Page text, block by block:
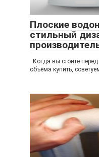
Плоские
стильный
Когда вы стоите
объёма купить,